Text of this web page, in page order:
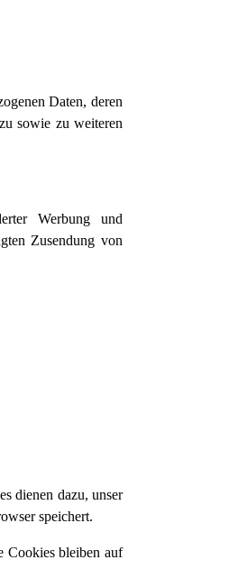
Daten, deren
sowie zu weiteren
Werbung und
Zusendung von
dienen dazu, unser
speichert.
Cookies bleiben auf